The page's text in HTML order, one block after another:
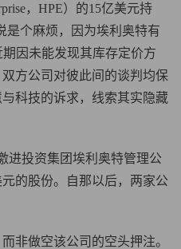
，HPE）的15亿美元持
是个麻烦，因为埃利奥特有
因未能发现其库存定价方
方公司对彼此间的谈判均保
科技的诉求，线索其实隐藏
进投资集团埃利奥特管理公
的股份。自那以后，两家公
非做空该公司的空头押注。